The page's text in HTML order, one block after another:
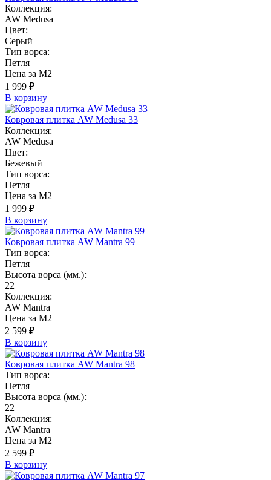
Коллекция:
AW Medusa
Цвет:
Серый
Тип ворса:
Петля
Цена за М2
1 999 ₽
В корзину
Ковровая плитка AW Medusa 33
Коллекция:
AW Medusa
Цвет:
Бежевый
Тип ворса:
Петля
Цена за М2
1 999 ₽
В корзину
Ковровая плитка AW Mantra 99
Тип ворса:
Петля
Высота ворса (мм.):
22
Коллекция:
AW Mantra
Цена за М2
2 599 ₽
В корзину
Ковровая плитка AW Mantra 98
Тип ворса:
Петля
Высота ворса (мм.):
22
Коллекция:
AW Mantra
Цена за М2
2 599 ₽
В корзину